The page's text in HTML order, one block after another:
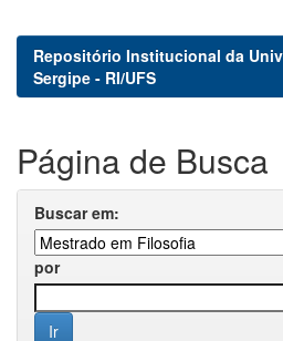
Repositório Institucional da
Sergipe - RI/UFS
Página de Busca
Buscar em:
por